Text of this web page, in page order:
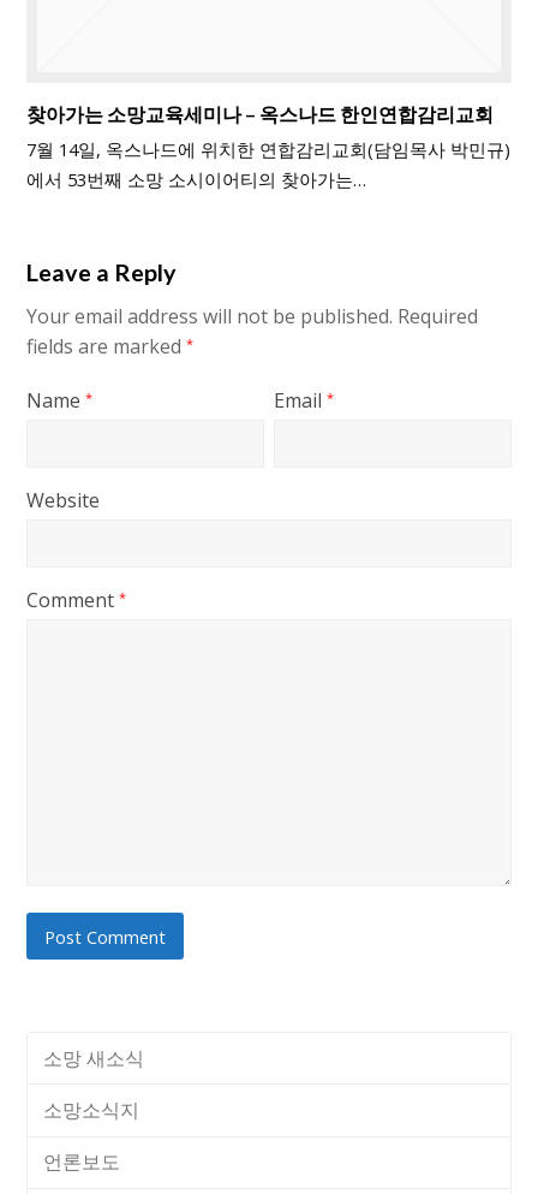
찾아가는 소망교육세미나 – 옥스나드 한인연합감리교회
7월 14일, 옥스나드에 위치한 연합감리교회(담임목사 박민규)
에서 53번째 소망 소시이어티의 찾아가는…
Leave a Reply
Your email address will not be published. Required
fields are marked*
Name* Email*
Website
Comment*
소망 새소식
소망소식지
언론보도